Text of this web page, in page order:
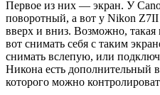
Первое из них — экран. У
поворотный, а вот у Nikon Z7II
вверх и вниз. Возможно,
вот снимать себя с таким
снимать вслепую, или
Никона есть дополнительный
которого можно